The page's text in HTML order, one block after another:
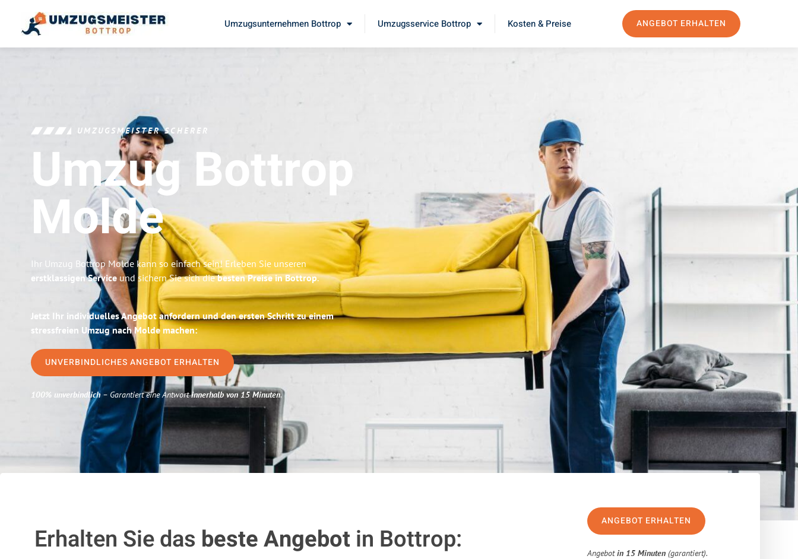
Umzugsunternehmen Bottrop Umzugsservice Bottrop Kosten & Preise ANGEBOT ERHALTEN
UMZUGSMEISTER SCHERER
Umzug Bottrop
Molde
Ihr Umzug Bottrop Molde kann so einfach sein! Erleben Sie unseren
erstklassigen Service und sichern Sie sich diebesten Preise in Bottrop.
Jetzt Ihr individuelles Angebot anfordern und den ersten Schritt zu einem
stressfreien Umzug nach Molde machen:
UNVERBINDLICHES ANGEBOT ERHALTEN
100% unverbindlich– Garantiert eine Antwortinnerhalb von 15 Minuten.
Erhalten Sie das beste Angebotin Bottrop:
ANGEBOT ERHALTEN
Angebotin 15 Minuten (garantiert).